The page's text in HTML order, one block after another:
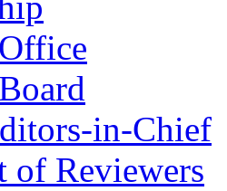
in-Chief
of Reviewers